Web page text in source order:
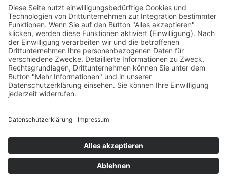
©2026 - Walter Bornmann GmbH
AEB
ALB
Sitemap
Datenschutz
Impressum